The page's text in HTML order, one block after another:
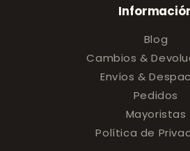
Blog
Cambios &
Envíos &
Pedidos
Mayoristas
Política de